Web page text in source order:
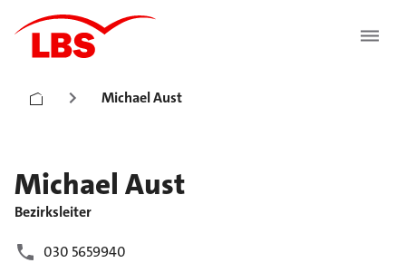
Michael Aust
Michael Aust
Bezirksleiter
030 5659940